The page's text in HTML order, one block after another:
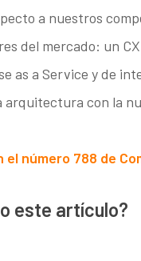
a nuestros
del mercado: un
as a Service y de
arquitectura con la
número 788 de
este artículo?